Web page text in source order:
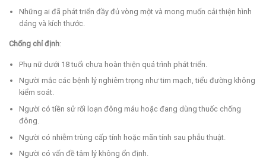
Những ai đã phát triển đầy đủ vòng một và mong muốn cải thiện hình
dáng và kích thước.
Chống chỉ định:
Phụ nữ dưới 18 tuổi chưa hoàn thiện quá trình phát triển.
Người mắc các bệnh lý nghiêm trọng như tim mạch, tiểu đường không
kiểm soát.
Người có tiền sử rối loạn đông máu hoặc đang dùng thuốc chống
đông.
Người có nhiễm trùng cấp tính hoặc mãn tính sau phẫu thuật.
Người có vấn đề tâm lý không ổn định.